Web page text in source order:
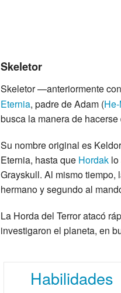
Skeletor
Skeletor —anteriormente
Eternia, padre de Adam (
busca la manera de
Su nombre original es
Eternia, hasta que Hordak
Grayskull. Al mismo tiempo,
hermano y segundo al
La Horda del Terror atacó
investigaron el planeta, en
Habilidades